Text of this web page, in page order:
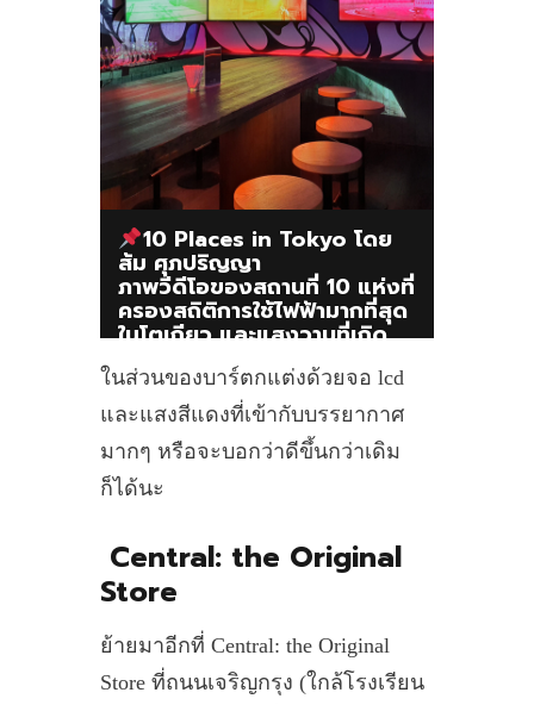
10 Places in Tokyo โดย
ส้ม ศุภปริญญา
ภาพวีดีโอของสถานที่ 10 แห่งที่
ครองสถิติการใช้ไฟฟ้ามากที่สุด
ในโตเกียว และแสงวาบที่เกิด
จากการระเบิดของโรงไฟฟ้า
นิวเคลียร์ในฟุกุชิมะ
ในส่วนของบาร์ตกแต่งด้วยจอ lcd
และแสงสีแดงที่เข้ากับบรรยากาศ
มากๆ หรือจะบอกว่าดีขึ้นกว่าเดิม
ก็ได้นะ
Central: the Original
Store
ย้ายมาอีกที่ Central: the Original
Store ที่ถนนเจริญกรุง (ใกล้โรงเรียน